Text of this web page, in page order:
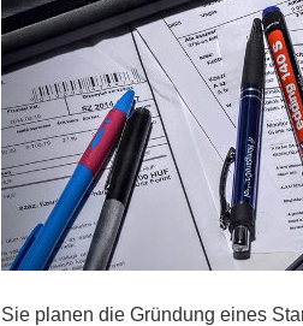
Sie planen die Gründung eines